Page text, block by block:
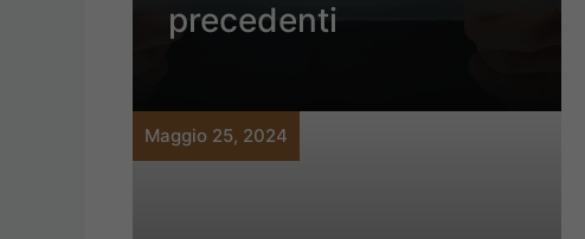
precedenti
Maggio 25, 2024